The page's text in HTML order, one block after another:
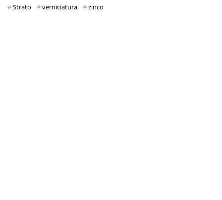
Strato
verniciatura zinco